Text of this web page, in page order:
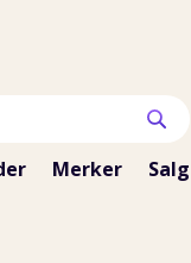
Merker Salg